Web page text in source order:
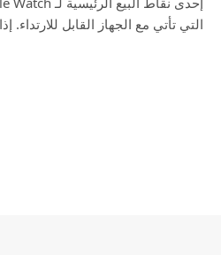
التي تأتي مع الجهاز القابل للارتداء.